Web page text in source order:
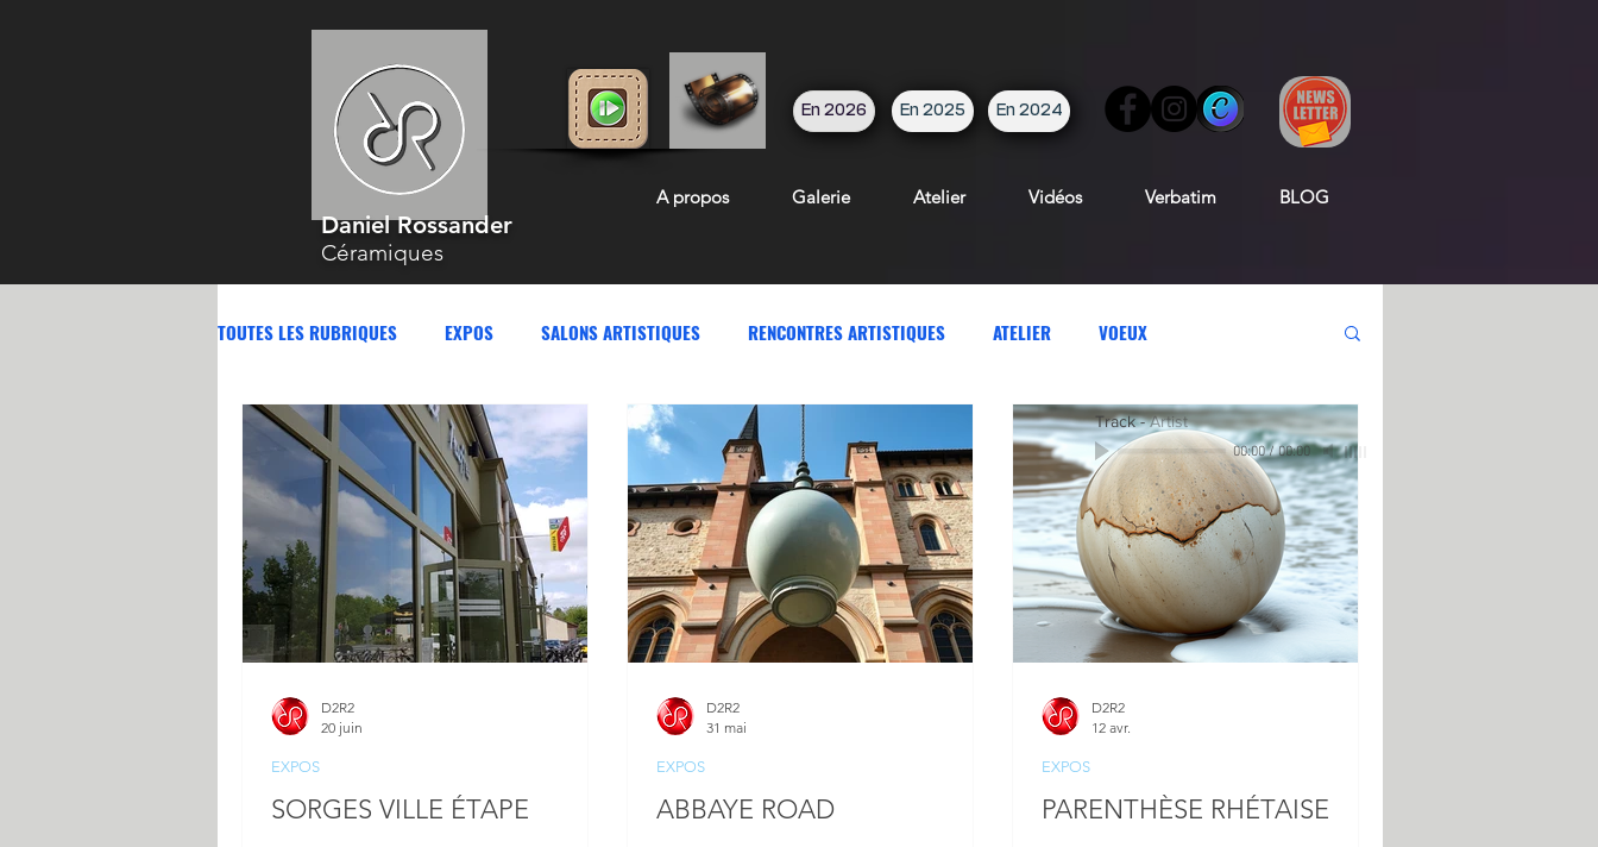
Daniel Rossander
Céramiques
En 2026 En 2025 En 2024
A propos Galerie Atelier Vidéos Verbatim BLOG
TOUTES LES RUBRIQUES EXPOS SALONS ARTISTIQUES RENCONTRES ARTISTIQUES ATELIER VOEUX
SORGES VILLE ÉTAPE
EXPOS
D2R2
20 juin
ABBAYE ROAD
EXPOS
D2R2
31 mai
PARENTHÈSE RHÉTAISE
EXPOS
D2R2
12 avr.
Track-Artist
00:00/00:00